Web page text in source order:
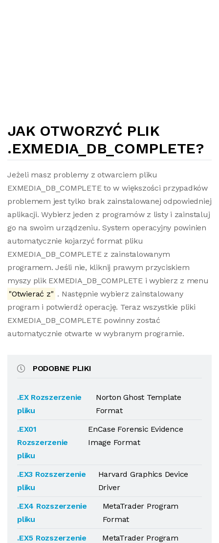
JAK OTWORZYĆ PLIK
.EXMEDIA_DB_COMPLETE?
Jeżeli masz problemy z otwarciem pliku
EXMEDIA_DB_COMPLETE to w większości przypadków
problemem jest tylko brak zainstalowanej odpowiedniej
aplikacji. Wybierz jeden z programów z listy i zainstaluj
go na swoim urządzeniu. System operacyjny powinien
automatycznie kojarzyć format pliku
EXMEDIA_DB_COMPLETE z zainstalowanym
programem. Jeśli nie, kliknij prawym przyciskiem
myszy plik EXMEDIA_DB_COMPLETE i wybierz z menu
"Otwierać z" . Następnie wybierz zainstalowany
program i potwierdź operację. Teraz wszystkie pliki
EXMEDIA_DB_COMPLETE powinny zostać
automatycznie otwarte w wybranym programie.
PODOBNE PLIKI
.EX Rozszerzenie
pliku
Norton Ghost Template
Format
.EX01
Rozszerzenie
pliku
EnCase Forensic Evidence
Image Format
.EX3 Rozszerzenie
pliku
Harvard Graphics Device
Driver
.EX4 Rozszerzenie
pliku
MetaTrader Program
Format
.EX5 Rozszerzenie
MetaTrader Program